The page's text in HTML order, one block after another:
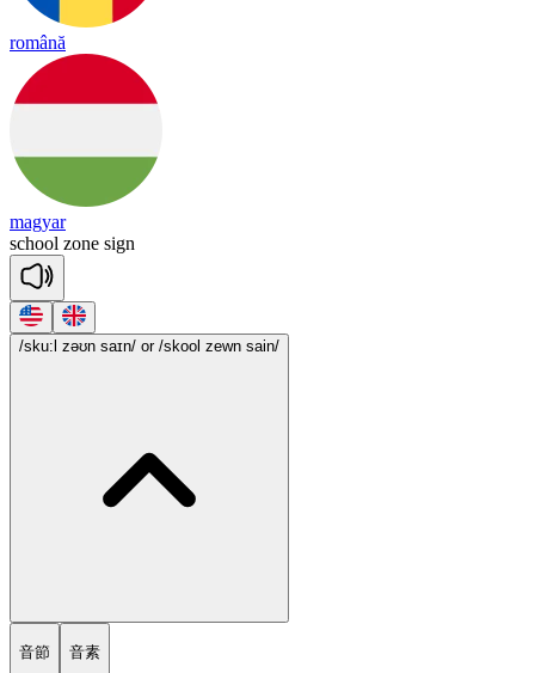
română
magyar
school zone sign
/sku:l zəʊn saɪn/ or /skool zewn sain/
音節 音素